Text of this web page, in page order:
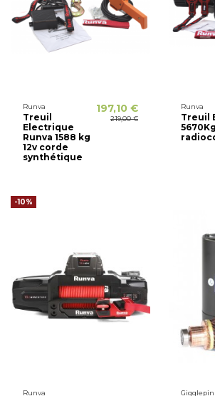
Runva
Treuil
Electrique
Runva 1588 kg
12v corde
synthétique
197,10 €
219,00 €
Runva
Treuil
5670Kg
-10%
Runva Gigglepin